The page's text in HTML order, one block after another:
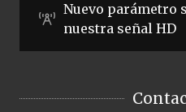
Nuevo parámetro
nuestra señal HD